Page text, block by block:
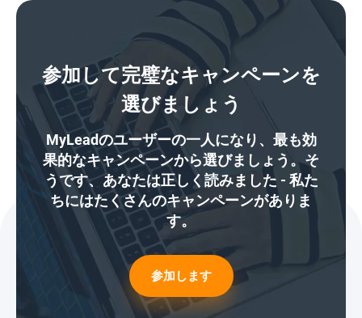
参加して完璧なキャンペーンを
選びましょう
MyLeadのユーザーの一人になり、最も効
果的なキャンペーンから選びましょう。そ
うです、あなたは正しく読みました - 私た
ちにはたくさんのキャンペーンがありま
す。
参加します